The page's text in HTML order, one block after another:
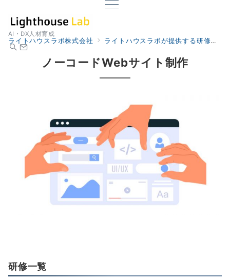
AI・DX人材育成
ライトハウスラボ株式会社 ライトハウスラボが提供する研修
ノーコードWebサイト制作
研修一覧